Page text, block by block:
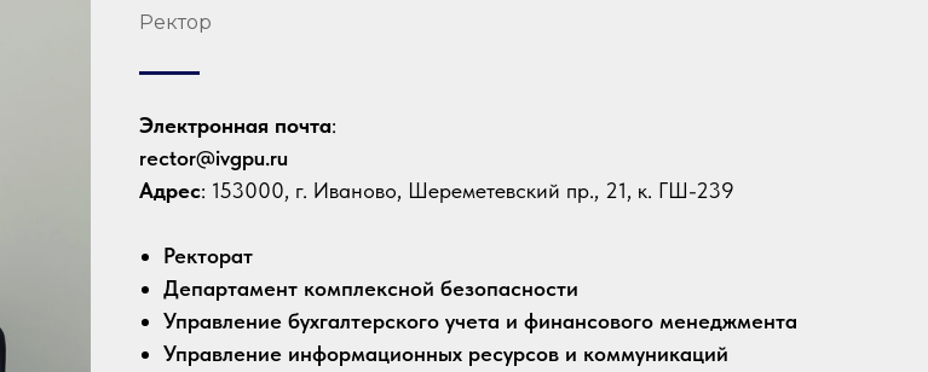
Ректор
Электронная почта:
rector@ivgpu.ru
Адрес: 153000, г. Иваново, Шереметевский пр., 21, к. ГШ-239
Ректорат
Департамент комплексной безопасности
Управление бухгалтерского учета и финансового менеджмента
Управление информационных ресурсов и коммуникаций